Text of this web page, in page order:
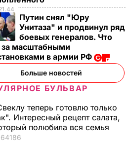
Путин снял "Юру
Унитаза" и продвинул ряд
боевых генералов. Что
за масштабными
в армии РФ
Больше новостей
БУЛЬВАР
теперь готовлю только
Интересный рецепт салата,
полюбила вся семья
64186